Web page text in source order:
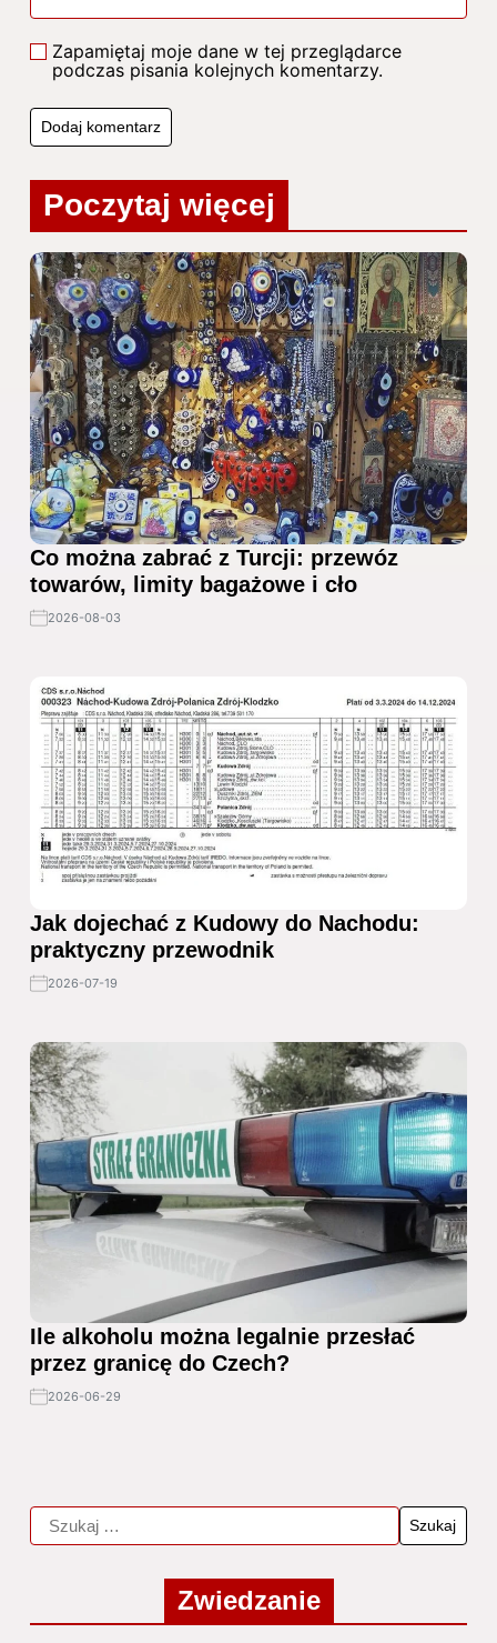
Zapamiętaj moje dane w tej przeglądarce
podczas pisania kolejnych komentarzy.
Poczytaj więcej
Co można zabrać z Turcji: przewóz
towarów, limity bagażowe i cło
2026-08-03
Jak dojechać z Kudowy do Nachodu:
praktyczny przewodnik
2026-07-19
Ile alkoholu można legalnie przesłać
przez granicę do Czech?
2026-06-29
Zwiedzanie